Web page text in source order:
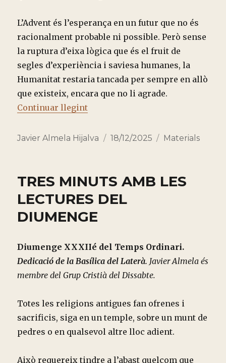
L’Advent és l’esperança en un futur que no és
racionalment probable ni possible. Però sense
la ruptura d’eixa lògica que és el fruit de
segles d’experiència i saviesa humanes, la
Humanitat restaria tancada per sempre en allò
que existeix, encara que no li agrade.
Continuar llegint“REFLEXIONS SOBRE L’ADVENT
Autor
Javier Almela Hijalva
Publicado
18/12/2025 Categorías
Materials
TRES MINUTS AMB LES
LECTURES DEL
DIUMENGE
Diumenge XXXIIé del Temps Ordinari.
Dedicació de la Basílica del Laterà. Javier Almela és
membre del Grup Cristià del Dissabte.
Totes les religions antigues fan ofrenes i
sacrificis, siga en un temple, sobre un munt de
pedres o en qualsevol altre lloc adient.
Això requereix tindre a l’abast quelcom que